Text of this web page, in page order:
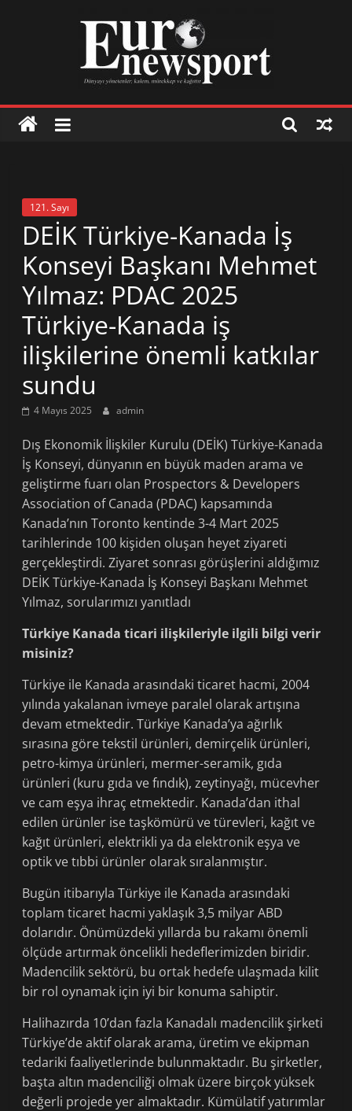
Euronewsport
dünyasından
haberler
dünyasından
haberler
121. Sayı
DEİK Türkiye-Kanada İş
Konseyi Başkanı Mehmet
Yılmaz: PDAC 2025
Türkiye-Kanada iş
ilişkilerine önemli katkılar
sundu
4 Mayıs 2025 admin
Dış Ekonomik İlişkiler Kurulu (DEİK) Türkiye-Kanada
İş Konseyi, dünyanın en büyük maden arama ve
geliştirme fuarı olan Prospectors & Developers
Association of Canada (PDAC) kapsamında
Kanada’nın Toronto kentinde 3-4 Mart 2025
tarihlerinde 100 kişiden oluşan heyet ziyareti
gerçekleştirdi. Ziyaret sonrası görüşlerini aldığımız
DEİK Türkiye-Kanada İş Konseyi Başkanı Mehmet
Yılmaz, sorularımızı yanıtladı
Türkiye Kanada ticari ilişkileriyle ilgili bilgi verir
misiniz?
Türkiye ile Kanada arasındaki ticaret hacmi, 2004
yılında yakalanan ivmeye paralel olarak artışına
devam etmektedir. Türkiye Kanada’ya ağırlık
sırasına göre tekstil ürünleri, demirçelik ürünleri,
petro-kimya ürünleri, mermer-seramik, gıda
ürünleri (kuru gıda ve fındık), zeytinyağı, mücevher
ve cam eşya ihraç etmektedir. Kanada’dan ithal
edilen ürünler ise taşkömürü ve türevleri, kağıt ve
kağıt ürünleri, elektrikli ya da elektronik eşya ve
optik ve tıbbi ürünler olarak sıralanmıştır.
Bugün itibarıyla Türkiye ile Kanada arasındaki
toplam ticaret hacmi yaklaşık 3,5 milyar ABD
dolarıdır. Önümüzdeki yıllarda bu rakamı önemli
ölçüde artırmak öncelikli hedeflerimizden biridir.
Madencilik sektörü, bu ortak hedefe ulaşmada kilit
bir rol oynamak için iyi bir konuma sahiptir.
Halihazırda 10’dan fazla Kanadalı madencilik şirketi
Türkiye’de aktif olarak arama, üretim ve ekipman
tedariki faaliyetlerinde bulunmaktadır. Bu şirketler,
başta altın madenciliği olmak üzere birçok yüksek
değerli projede yer almaktadır. Kümülatif yatırımlar